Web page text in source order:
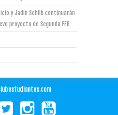
y Jadin Schilb continuarán
proyecto de Segunda FEB